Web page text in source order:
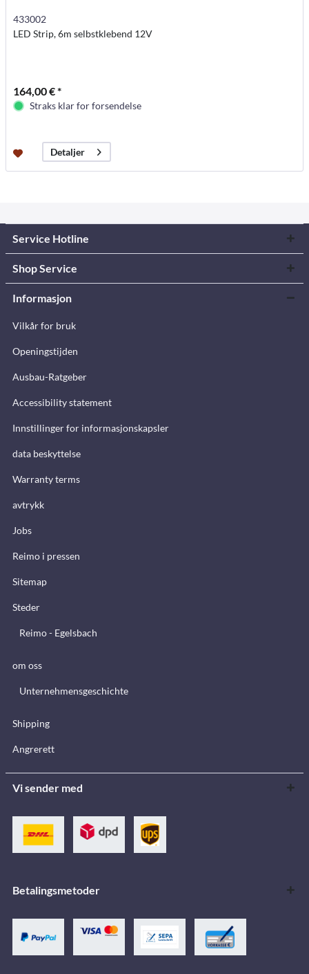
433002
LED Strip, 6m selbstklebend 12V
164,00 € *
Straks klar for forsendelse
Detaljer
Service Hotline
Shop Service
Informasjon
Vilkår for bruk
Openingstijden
Ausbau-Ratgeber
Accessibility statement
Innstillinger for informasjonskapsler
data beskyttelse
Warranty terms
avtrykk
Jobs
Reimo i pressen
Sitemap
Steder
Reimo - Egelsbach
om oss
Unternehmensgeschichte
Shipping
Angrerett
Vi sender med
Betalingsmetoder